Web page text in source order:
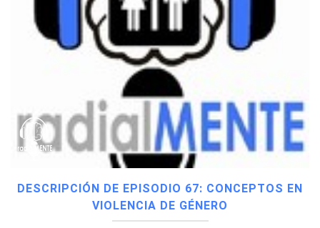
DESCRIPCIÓN DE EPISODIO 67: CONCEPTOS EN
VIOLENCIA DE GÉNERO